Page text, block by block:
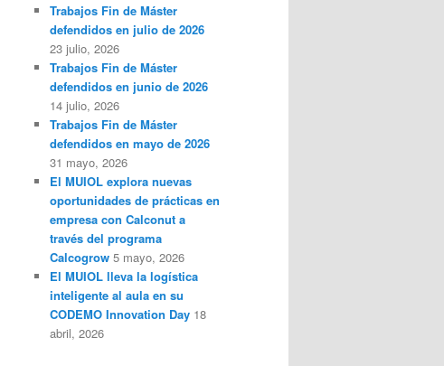
r
Trabajos Fin de Máster
defendidos en julio de 2026
23 julio, 2026
Trabajos Fin de Máster
defendidos en junio de 2026
14 julio, 2026
Trabajos Fin de Máster
defendidos en mayo de 2026
31 mayo, 2026
El MUIOL explora nuevas
oportunidades de prácticas en
empresa con Calconut a
través del programa
Calcogrow 5 mayo, 2026
El MUIOL lleva la logística
inteligente al aula en su
CODEMO Innovation Day 18
abril, 2026